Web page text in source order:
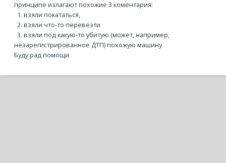
принципе излагают похожие 3 коментария:
1. взяли покататься,
2. взяли что-то перевезти
3. взяли под какую-то убитую (может, например,
незарегистрированное ДТП) похожую машину
Буду рад помощи